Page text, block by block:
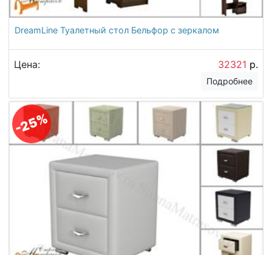
DreamLine Туалетный стол Бельфор с зеркалом
Цена: 32321 р.
Подробнее
-25%